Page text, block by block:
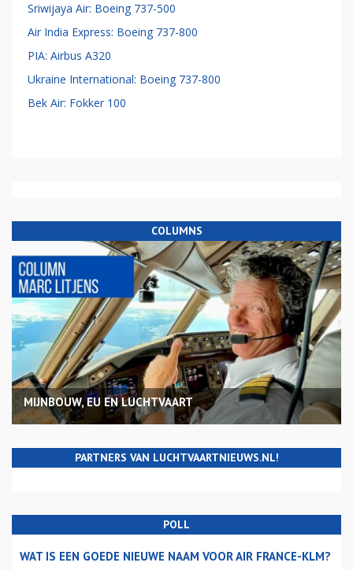
Sriwijaya Air: Boeing 737-500
Air India Express: Boeing 737-800
PIA: Airbus A320
Ukraine International: Boeing 737-800
Bek Air: Fokker 100
COLUMNS
MIJNBOUW, EU EN LUCHTVAART
PARTNERS VAN LUCHTVAARTNIEUWS.NL!
POLL
WAT IS EEN GOEDE NIEUWE NAAM VOOR AIR FRANCE-KLM?